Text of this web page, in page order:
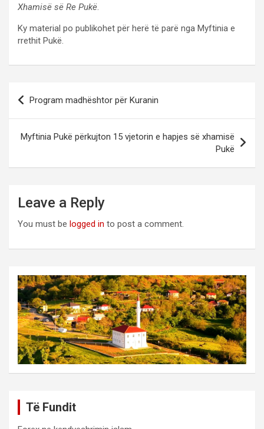
Xhamisë së Re Pukë.
Ky material po publikohet për herë të parë nga Myftinia e
rrethit Pukë.
Post
navigation
Program madhështor për Kuranin
Myftinia Pukë përkujton 15 vjetorin e hapjes së xhamisë
Pukë
Leave a Reply
You must be logged in to post a comment.
Të Fundit